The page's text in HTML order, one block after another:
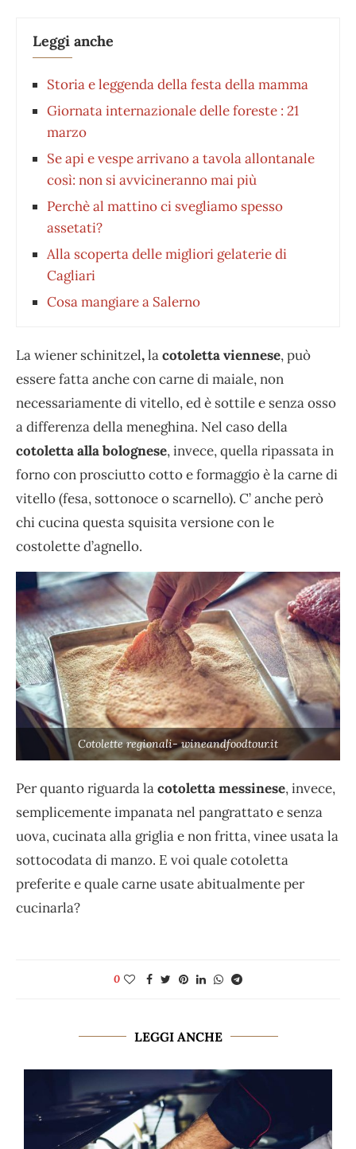
Leggi anche
Storia e leggenda della festa della mamma
Giornata internazionale delle foreste : 21
marzo
Se api e vespe arrivano a tavola allontanale
così: non si avvicineranno mai più
Perchè al mattino ci svegliamo spesso
assetati?
Alla scoperta delle migliori gelaterie di
Cagliari
Cosa mangiare a Salerno
La wiener schinitzel,lacotoletta viennese, può
essere fatta anche con carne di maiale, non
necessariamente di vitello, ed è sottile e senza osso
a differenza della meneghina. Nel caso della
cotoletta alla bolognese, invece, quella ripassata in
forno con prosciutto cotto e formaggio è la carne di
vitello (fesa, sottonoce o scarnello). C’ anche però
chi cucina questa squisita versione con le
costolette d’agnello.
Cotolette regionali- wineandfoodtour.it
Per quanto riguarda lacotoletta messinese, invece,
semplicemente impanata nel pangrattato e senza
uova, cucinata alla griglia e non fritta, vinee usata la
sottocodata di manzo. E voi quale cotoletta
preferite e quale carne usate abitualmente per
cucinarla?
0
LEGGI ANCHE